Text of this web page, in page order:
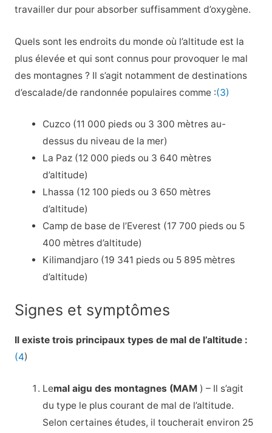
travailler dur pour absorber suffisamment d’oxygène.
Quels sont les endroits du monde où l’altitude est la
plus élevée et qui sont connus pour provoquer le mal
des montagnes ? Il s’agit notamment de destinations
d’escalade/de randonnée populaires comme :(3)
Cuzco (11 000 pieds ou 3 300 mètres au-
dessus du niveau de la mer)
La Paz (12 000 pieds ou 3 640 mètres
d’altitude)
Lhassa (12 100 pieds ou 3 650 mètres
d’altitude)
Camp de base de l’Everest (17 700 pieds ou 5
400 mètres d’altitude)
Kilimandjaro (19 341 pieds ou 5 895 mètres
d’altitude)
Signes et symptômes
Il existe trois principaux types de mal de l’altitude :
(4)
Lemal aigu des montagnes (MAM ) – Il s’agit
du type le plus courant de mal de l’altitude.
Selon certaines études, il toucherait environ 25